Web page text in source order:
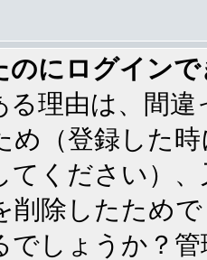
のにログイン
る理由は、間
め（登録した
てください）
削除したため
でしょうか？